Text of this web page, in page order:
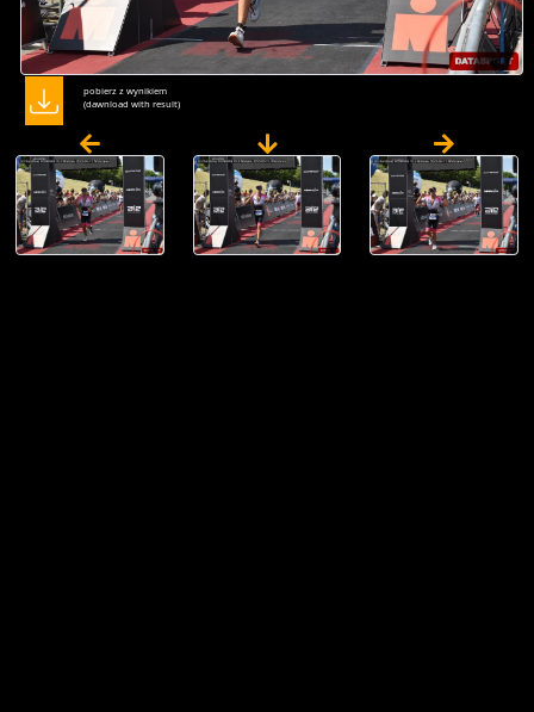
pobierz z wynikiem
(dawnload with result)